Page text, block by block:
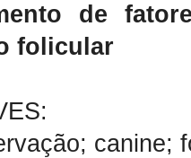
de
folicular
canine;